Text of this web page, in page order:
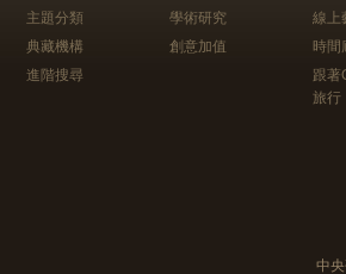
主題分類
典藏機構
進階搜尋
學術研究
創意加值
線上
時間
跟
旅行
中